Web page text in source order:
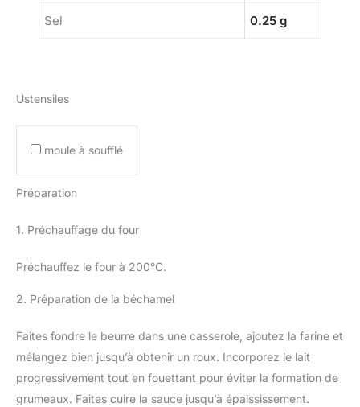
Sel 0.25 g
Ustensiles
moule à soufflé
Préparation
1. Préchauffage du four
Préchauffez le four à 200°C.
2. Préparation de la béchamel
Faites fondre le beurre dans une casserole, ajoutez la farine et
mélangez bien jusqu’à obtenir un roux. Incorporez le lait
progressivement tout en fouettant pour éviter la formation de
grumeaux. Faites cuire la sauce jusqu’à épaississement.